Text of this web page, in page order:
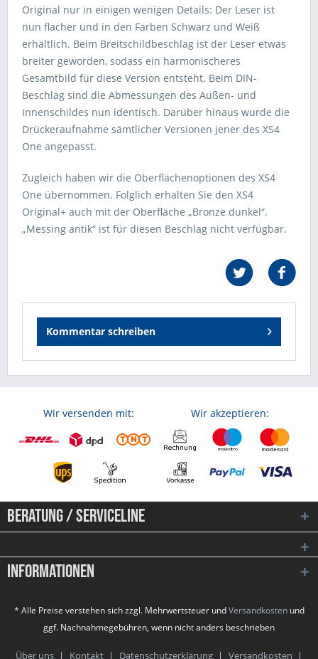
Original nur in einigen wenigen Details: Der Leser ist
nun flacher und in den Farben Schwarz und Weiß
erhältlich. Beim Breitschildbeschlag ist der Leser etwas
breiter geworden, sodass ein harmonischeres
Gesamtbild für diese Version entsteht. Beim DIN-
Beschlag sind die Abmessungen des Außen- und
Innenschildes nun identisch. Darüber hinaus wurde die
Drückeraufnahme sämtlicher Versionen jener des XS4
One angepasst.
Zugleich haben wir die Oberflächenoptionen des XS4
One übernommen. Folglich erhalten Sie den XS4
Original+ auch mit der Oberfläche „Bronze dunkel“.
„Messing antik“ ist für diesen Beschlag nicht verfügbar.
Kommentar schreiben
Wir versenden mit: Wir akzeptieren:
Beratung / Serviceline
Informationen
* Alle Preise verstehen sich zzgl. Mehrwertsteuer undVersandkostenund
ggf. Nachnahmegebühren, wenn nicht anders beschrieben
Über uns Kontakt Datenschutzerklärung Versandkosten